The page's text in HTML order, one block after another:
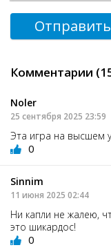
Комментарии
Noler
25 сентября 2025 23:59
Эта игра на высшем
0
Sinnim
11 июня 2025 02:44
Ни капли не жалею,
это шикардос!
0